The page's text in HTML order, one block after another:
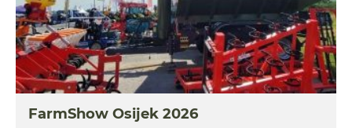
FarmShow Osijek 2026